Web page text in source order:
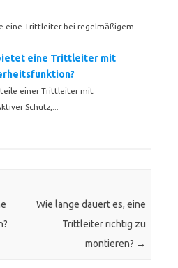
eine Trittleiter bei regelmäßigem
eine Trittleiter mit
einer Trittleiter mit
Schutz,...
Wie lange dauert es, eine
Trittleiter richtig zu
montieren? →